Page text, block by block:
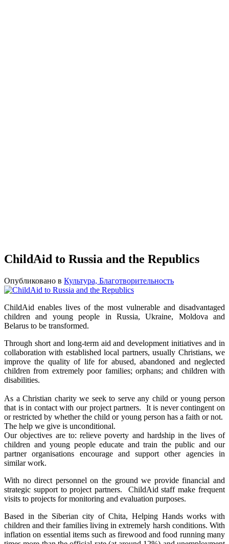
ChildAid to Russia and the Republics
Опубликовано в Культура, Благотворительность
ChildAid enables lives of the most vulnerable and disadvantaged
children and young people in Russia, Ukraine, Moldova and
Belarus to be transformed.
Through short and long-term aid and development initiatives and in
collaboration with established local partners, usually Christians, we
improve the quality of life for abused, abandoned and neglected
children from extremely poor families; orphans; and children with
disabilities.
As a Christian charity we seek to serve any child or young person
that is in contact with our project partners. It is never contingent on
or restricted by whether the child or young person has a faith or not.
The help we give is unconditional.
Our objectives are to: relieve poverty and hardship in the lives of
children and young people educate and train the public and our
partner organisations encourage and support other agencies in
similar work.
With no direct personnel on the ground we provide financial and
strategic support to project partners. ChildAid staff make frequent
visits to projects for monitoring and evaluation purposes.
Based in the Siberian city of Chita, Helping Hands works with
children and their families living in extremely harsh conditions. With
inflation on essential items such as firewood and food running many